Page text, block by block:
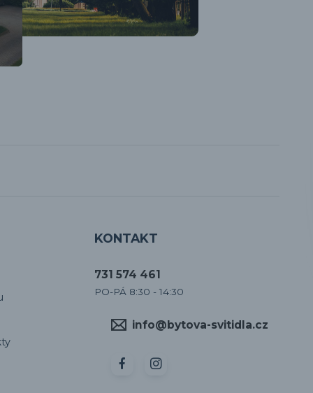
KONTAKT
731 574 461
PO-PÁ 8:30 - 14:30
info@bytova-svitidla.cz